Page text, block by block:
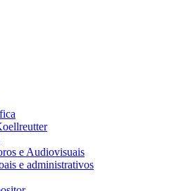
e Audiovisuais
e administrativos